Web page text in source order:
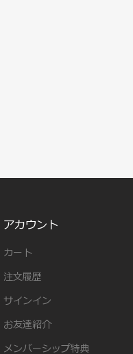
アカウント
カート
注文履歴
サインイン
お友達紹介
メンバーシップ特典